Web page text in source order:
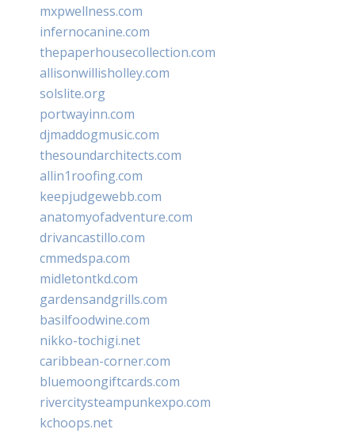
mxpwellness.com
infernocanine.com
thepaperhousecollection.com
allisonwillisholley.com
solslite.org
portwayinn.com
djmaddogmusic.com
thesoundarchitects.com
allin1roofing.com
keepjudgewebb.com
anatomyofadventure.com
drivancastillo.com
cmmedspa.com
midletontkd.com
gardensandgrills.com
basilfoodwine.com
nikko-tochigi.net
caribbean-corner.com
bluemoongiftcards.com
rivercitysteampunkexpo.com
kchoops.net